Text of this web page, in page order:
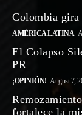
Colombia gira
AMÉRICA LATINA
El Colapso
PR
¡OPINIÓN! August 7,
fortalece la